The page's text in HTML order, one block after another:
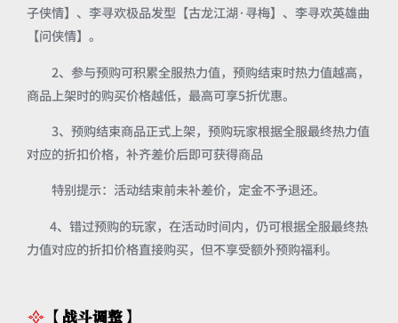
子侠情】、李寻欢极品发型【古龙江湖·寻梅】、李寻欢英雄曲
【问侠情】。
2、参与预购可积累全服热力值，预购结束时热力值越高，
商品上架时的购买价格越低，最高可享5折优惠。
3、预购结束商品正式上架，预购玩家根据全服最终热力值
对应的折扣价格，补齐差价后即可获得商品
特别提示：活动结束前未补差价，定金不予退还。
4、错过预购的玩家，在活动时间内，仍可根据全服最终热
力值对应的折扣价格直接购买，但不享受额外预购福利。
【战斗调整】